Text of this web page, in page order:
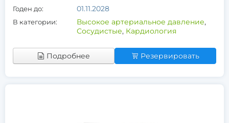
Годен до: 01.11.2028
В категории: Высокое артериальное давление,
Сосудистые, Кардиология
Подробнее Резервировать